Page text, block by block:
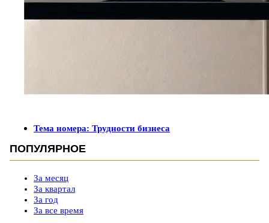
Тема номера: Трудности бизнеса
ПОПУЛЯРНОЕ
За месяц
За квартал
За год
За все время